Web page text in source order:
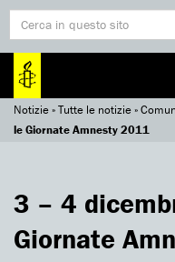
Notizie»Tutte le notizie»
le Giornate Amnesty 2011
3 – 4
Giornate